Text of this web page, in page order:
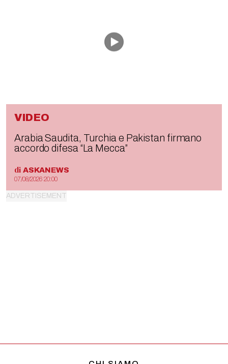
VIDEO
Arabia Saudita, Turchia e Pakistan firmano
accordo difesa “La Mecca”
di ASKANEWS
07/08/2026 20:00